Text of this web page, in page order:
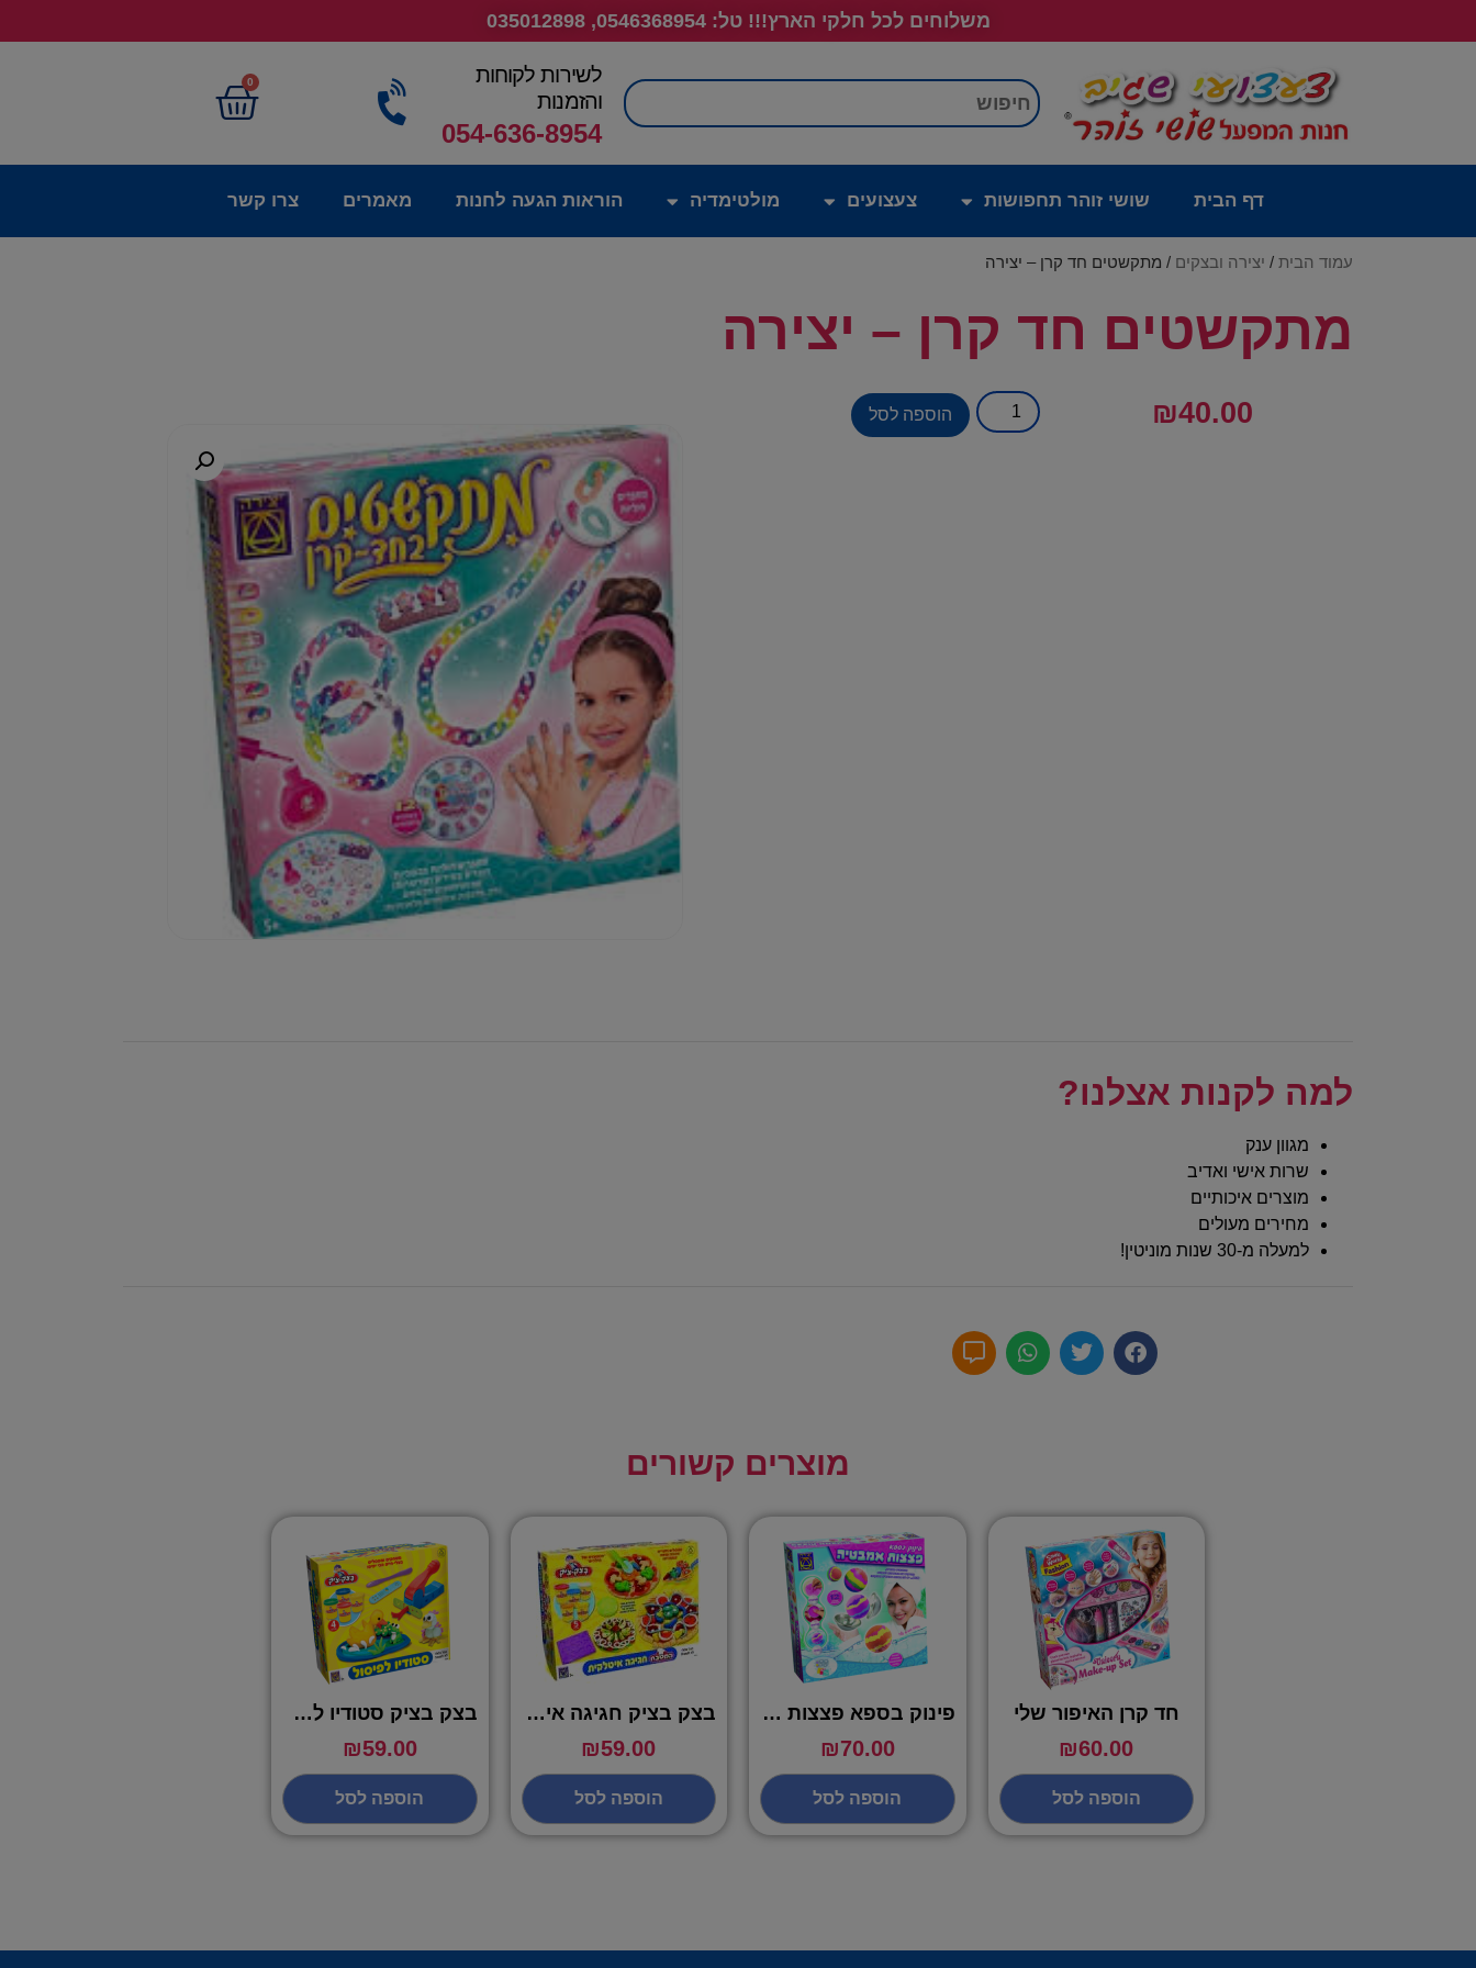
משלוחים לכל חלקי הארץ!!! טל: 0546368954, 035012898
חיפוש
לשירות לקוחות
והזמנות
054-636-8954
0
דף הבית שושי זוהר תחפושות צעצועים מולטימדיה הוראות הגעה לחנות מאמרים צרו קשר
עמוד הבית / יצירה ובצקים / מתקשטים חד קרן – יצירה
מתקשטים חד קרן – יצירה
₪40.00 הוספה לסל
למה לקנות אצלנו?
מגוון ענק
שרות אישי ואדיב
מוצרים איכותיים
מחירים מעולים
למעלה מ-30 שנות מוניטין!
מוצרים קשורים
חד קרן האיפור שלי
₪60.00
הוספה לסל
פינוק בספא פצצות אמבטיה – יצירה
₪70.00
הוספה לסל
בצק בציק חגיגה איטלקית
₪59.00
הוספה לסל
בצק בציק סטודיו לפיסול
₪59.00
הוספה לסל